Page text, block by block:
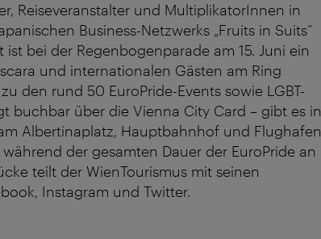
Reiseveranstalter und MultiplikatorInnen in
Business-Netzwerks „Fruits in Suits“
bei der Regenbogenparade am 15. Juni ein
und internationalen Gästen am Ring
den rund 50 EuroPride-Events sowie LGBT-
buchbar über die Vienna City Card – gibt es in
Albertinaplatz, Hauptbahnhof und Flughafen
der gesamten Dauer der EuroPride an
teilt der WienTourismus mit seinen
Instagram und Twitter.